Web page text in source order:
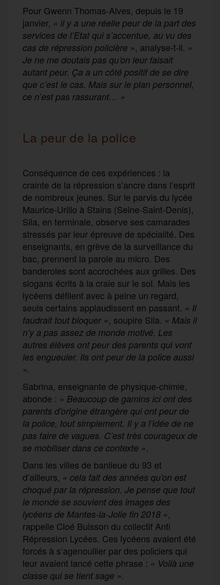
Pour Gwenn Thomas-Alves, depuis le 19
janvier, « il y a une réelle peur de la part des
services de l’Etat qui s’accentue, au vu des
cas de répression policière », analyse-t-il. «
Je ne me doutais pas qu’on leur faisait
autant peur. Ça a un côté positif de se dire
que c’est le cas. Mais sur le plan personnel,
ce n’est pas rassurant… »
La peur de la police
Conséquence de ces expériences : la
crainte de la répression s’ancre dans l’esprit
de nombreux jeunes. Sur le parvis du lycée
Maurice-Urillo à Stains (Seine-Saint-Denis),
Sila, en terminale, observe ses camarades
stressés par leur épreuve de spécialité. Des
enseignants, en grève de la surveillance du
bac, prennent la parole au micro. Des
banderoles sont accrochées aux grilles. Des
slogans écrits à la craie sur le sol. Mais les
lycéens défilent avec à peine un regard,
seuls certains applaudissent en passant. « Il
faudrait tout bloquer », soupire Sila. « Mais il
n’y a pas assez de monde motivé. Les
autres élèves ont peur des parents qui vont
les engueuler. Ils ont peur de la police aussi
».
Sabrina, enseignante de physique-chimie,
abonde : « Beaucoup de gamins ici ont des
parents d’origine étrangère qui ont peur de
la police, tout simplement. Il y a l’idée de ne
pas faire de vagues. C’est très courageux de
se mobiliser dans ce contexte ».
Dans les villes de banlieue du 93 et
d’ailleurs, « cela fait des années qu’on est
choqué par la répression. Je pense que tout
le monde se souvient des images des
lycéens de Mantes-la-Jolie fin 2018 »,
rappelle Cloé Buisson du collectif Anti
Répression Lycées. Ces lycéens avaient été
forcés à s’agenouiller par des policiers qui
leur avaient lancé cette phrase : « Voilà une
classe qui se tient sage ».